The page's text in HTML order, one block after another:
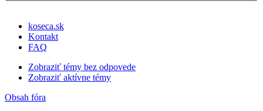
koseca.sk
Kontakt
FAQ
Zobraziť témy bez odpovede
Zobraziť aktívne témy
Obsah fóra